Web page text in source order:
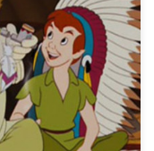
legalizacją
mogłyby
niespełna pół
z której
przeszkód w
o ile nie będą